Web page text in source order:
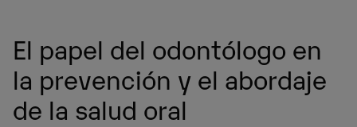
El papel del odontólogo en
la prevención y el abordaje
de la salud oral